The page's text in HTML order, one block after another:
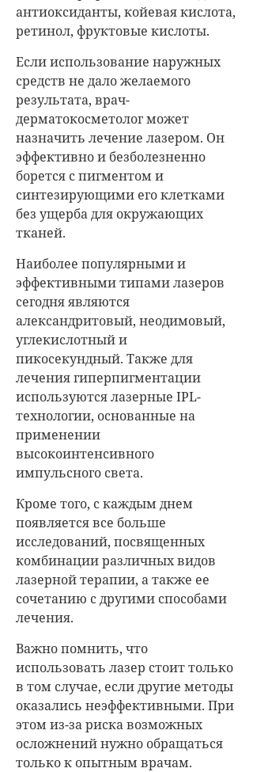
антиоксиданты, койевая кислота,
ретинол, фруктовые кислоты.
Если использование наружных
средств не дало желаемого
результата, врач-
дерматокосметолог может
назначить лечение лазером. Он
эффективно и безболезненно
борется с пигментом и
синтезирующими его клетками
без ущерба для окружающих
тканей.
Наиболее популярными и
эффективными типами лазеров
сегодня являются
александритовый, неодимовый,
углекислотный и
пикосекундный. Также для
лечения гиперпигментации
используются лазерные IPL-
технологии, основанные на
применении
высокоинтенсивного
импульсного света.
Кроме того, с каждым днем
появляется все больше
исследований, посвященных
комбинации различных видов
лазерной терапии, а также ее
сочетанию с другими способами
лечения.
Важно помнить, что
использовать лазер стоит только
в том случае, если другие методы
оказались неэффективными. При
этом из-за риска возможных
осложнений нужно обращаться
только к опытным врачам.